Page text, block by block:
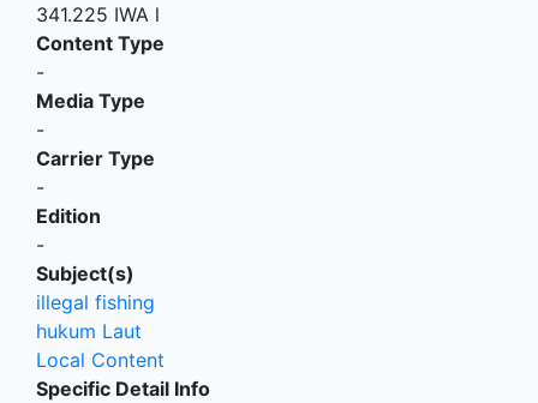
341.225 IWA l
Content Type
-
Media Type
-
Carrier Type
-
Edition
-
Subject(s)
illegal fishing
hukum Laut
Local Content
Specific Detail Info